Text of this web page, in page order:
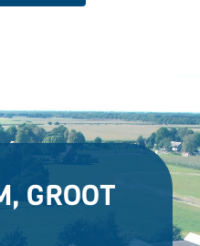
GROOT